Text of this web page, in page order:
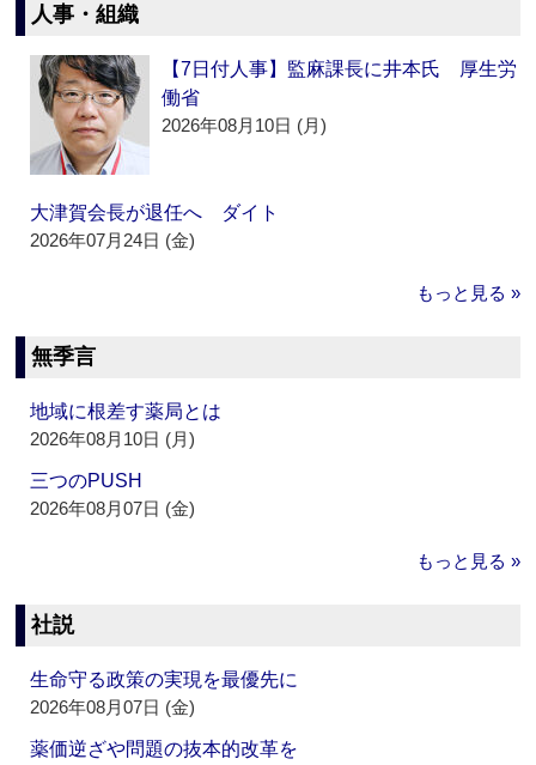
人事・組織
【7日付人事】監麻課長に井本氏 厚生労
働省
2026年08月10日 (月)
大津賀会長が退任へ ダイト
2026年07月24日 (金)
もっと見る »
無季言
地域に根差す薬局とは
2026年08月10日 (月)
三つのPUSH
2026年08月07日 (金)
もっと見る »
社説
生命守る政策の実現を最優先に
2026年08月07日 (金)
薬価逆ざや問題の抜本的改革を